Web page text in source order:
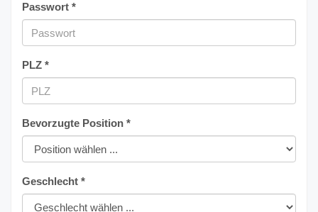
Passwort *
PLZ *
Bevorzugte Position *
Geschlecht *